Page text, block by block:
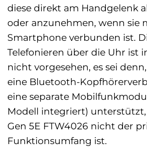
diese direkt am Handgelenk
oder anzunehmen, wenn sie
Smartphone verbunden ist.
Telefonieren über die Uhr ist
nicht vorgesehen, es sei
eine Bluetooth-
eine separate
Modell integriert) unterstützt,
Gen 5E FTW4026 nicht der
Funktionsumfang ist.